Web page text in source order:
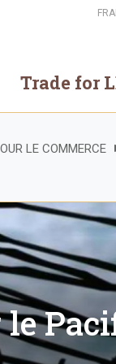
Select
your
Trade for
LE COMMERCE